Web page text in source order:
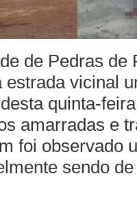
de Pedras de
estrada vicinal
quinta-
amarradas e
foi observado
sendo